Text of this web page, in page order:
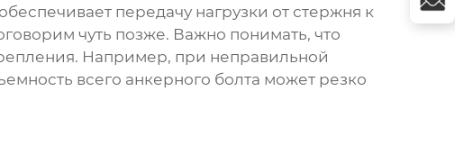
передачу нагрузки от стержня к
чуть позже. Важно понимать, что
Например, при неправильной
всего анкерного болта может резко